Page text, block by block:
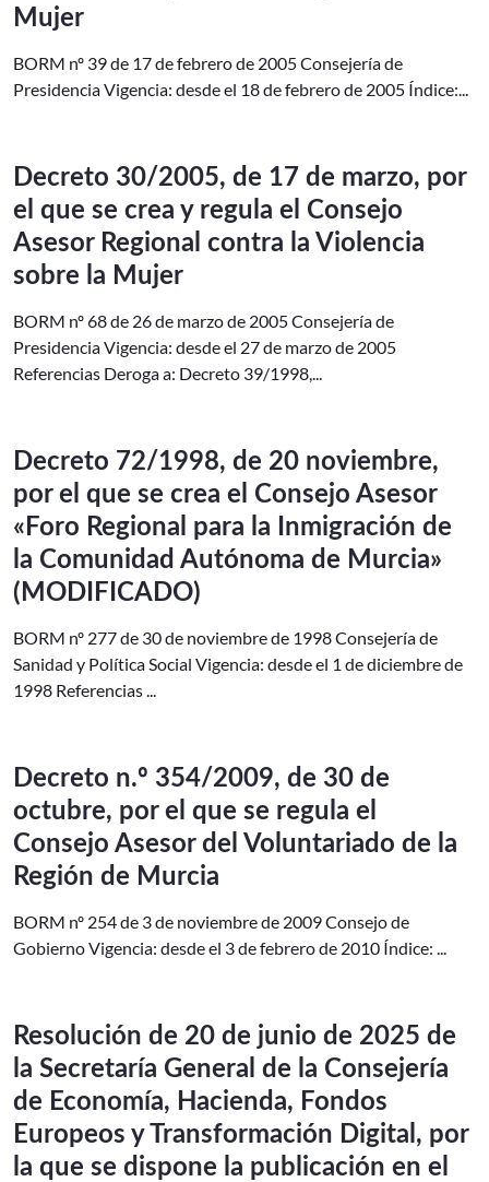
Mujer
BORM nº 39 de 17 de febrero de 2005 Consejería de
Presidencia Vigencia: desde el 18 de febrero de 2005 Índice:...
Decreto 30/2005, de 17 de marzo, por
el que se crea y regula el Consejo
Asesor Regional contra la Violencia
sobre la Mujer
BORM nº 68 de 26 de marzo de 2005 Consejería de
Presidencia Vigencia: desde el 27 de marzo de 2005
Referencias Deroga a: Decreto 39/1998,...
Decreto 72/1998, de 20 noviembre,
por el que se crea el Consejo Asesor
«Foro Regional para la Inmigración de
la Comunidad Autónoma de Murcia»
(MODIFICADO)
BORM nº 277 de 30 de noviembre de 1998 Consejería de
Sanidad y Política Social Vigencia: desde el 1 de diciembre de
1998 Referencias ...
Decreto n.º 354/2009, de 30 de
octubre, por el que se regula el
Consejo Asesor del Voluntariado de la
Región de Murcia
BORM nº 254 de 3 de noviembre de 2009 Consejo de
Gobierno Vigencia: desde el 3 de febrero de 2010 Índice: ...
Resolución de 20 de junio de 2025 de
la Secretaría General de la Consejería
de Economía, Hacienda, Fondos
Europeos y Transformación Digital, por
la que se dispone la publicación en el